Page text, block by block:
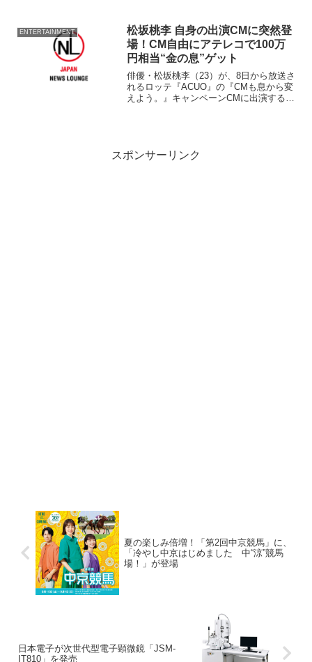
チカラ チャンネル開局記念 第1回スポ
チカクロストー...
ENTERTAINMENT
松坂桃李 自身の出演CMに突然登
場！CM自由にアテレコで100万
円相当“金の息”ゲット
俳優・松坂桃李（23）が、8日から放送さ
れるロッテ『ACUO』の『CMも息から変
えよう。』キャンペーンCMに出演する
スポンサーリンク
夏の楽しみ倍増！「第2回中京競馬」に、
「冷やし中京はじめました 中“涼”競馬
場！」が登場
日本電子が次世代型電子顕微鏡「JSM-
IT810」を発売